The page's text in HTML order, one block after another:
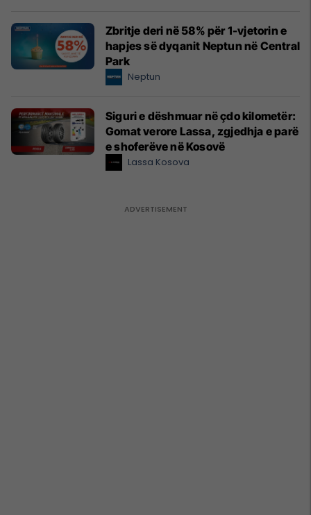
Zbritje deri në 58% për 1-vjetorin e
hapjes së dyqanit Neptun në Central
Park
Neptun
Siguri e dëshmuar në çdo kilometër:
Gomat verore Lassa, zgjedhja e parë
e shoferëve në Kosovë
Lassa Kosova